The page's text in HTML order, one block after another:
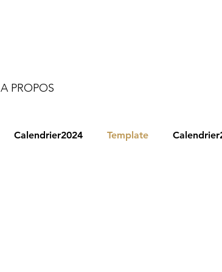
A PROPOS
Calendrier2024 Template